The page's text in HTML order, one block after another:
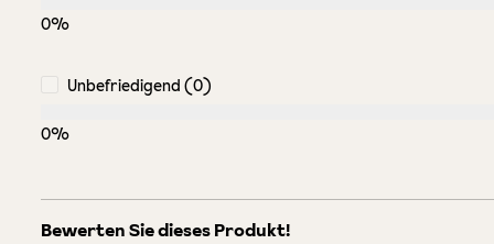
0%
Unbefriedigend (0)
0%
Bewerten Sie dieses Produkt!